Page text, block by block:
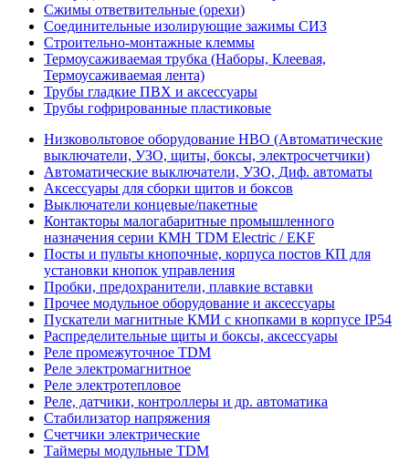
Сжимы ответвительные (орехи)
Соединительные изолирующие зажимы СИЗ
Строительно-монтажные клеммы
Термоусаживаемая трубка (Наборы, Клеевая,
Термоусаживаемая лента)
Трубы гладкие ПВХ и аксессуары
Трубы гофрированные пластиковые
Низковольтовое оборудование НВО (Автоматические
выключатели, УЗО, щиты, боксы, электросчетчики)
Автоматические выключатели, УЗО, Диф. автоматы
Аксессуары для сборки щитов и боксов
Выключатели концевые/пакетные
Контакторы малогабаритные промышленного
назначения серии КМН TDM Electric / EKF
Посты и пульты кнопочные, корпуса постов КП для
установки кнопок управления
Пробки, предохранители, плавкие вставки
Прочее модульное оборудование и аксессуары
Пускатели магнитные КМИ с кнопками в корпусе IP54
Распределительные щиты и боксы, аксессуары
Реле промежуточное TDM
Реле электромагнитное
Реле электротепловое
Реле, датчики, контроллеры и др. автоматика
Стабилизатор напряжения
Счетчики электрические
Таймеры модульные TDM